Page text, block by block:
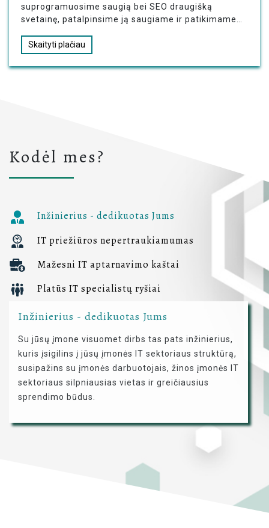
suprogramuosime saugią bei SEO draugišką
svetainę, patalpinsime ją saugiame ir patikimame
Skaityti plačiau
Kodėl mes?
Inžinierius - dedikuotas Jums
IT priežiūros nepertraukiamumas
Mažesni IT aptarnavimo kaštai
Platūs IT specialistų ryšiai
Inžinierius - dedikuotas Jums
Su jūsų įmone visuomet dirbs tas pats inžinierius,
kuris įsigilins į jūsų įmonės IT sektoriaus struktūrą,
susipažins su įmonės darbuotojais, žinos įmonės IT
sektoriaus silpniausias vietas ir greičiausius
sprendimo būdus.